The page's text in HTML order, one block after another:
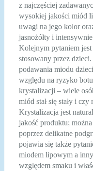
z najczęściej
wysokiej jakości miód
uwagi na jego kolor
jasnożółty i
Kolejnym pytaniem
stosowany przez
podawania miodu
względu na ryzyko
krystalizacji – wiele
miód stał się stały i
Krystalizacja jest
jakość produktu;
poprzez delikatne
pojawia się także
miodem lipowym a
względem smaku i